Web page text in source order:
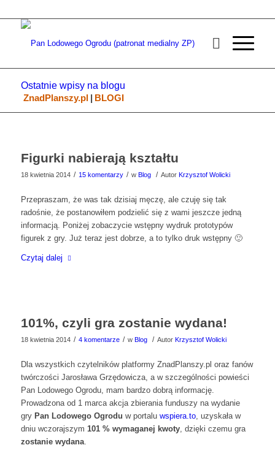
Ostatnie wpisy na blogu
ZnadPlanszy.pl | BLOGI
Figurki nabierają kształtu
18 kwietnia 2014 / 15 komentarzy / w Blog / Autor Krzysztof Wolicki
Przepraszam, że was tak dzisiaj męczę, ale czuję się tak
radośnie, że postanowiłem podzielić się z wami jeszcze jedną
informacją. Poniżej zobaczycie wstępny wydruk prototypów
figurek z gry. Już teraz jest dobrze, a to tylko druk wstępny 🙂
Czytaj dalej
101%, czyli gra zostanie wydana!
18 kwietnia 2014 / 4 komentarze / w Blog / Autor Krzysztof Wolicki
Dla wszystkich czytelników platformy ZnadPlanszy.pl oraz fanów
twórczości Jarosława Grzędowicza, a w szczególności powieści
Pan Lodowego Ogrodu, mam bardzo dobrą informację.
Prowadzona od 1 marca akcja zbierania funduszy na wydanie
gry Pan Lodowego Ogrodu w portalu wspiera.to, uzyskała w
dniu wczorajszym 101 % wymaganej kwoty, dzięki czemu gra
zostanie wydana.